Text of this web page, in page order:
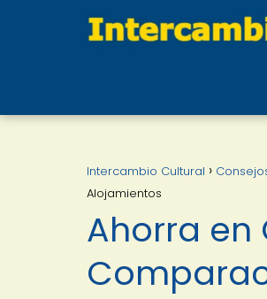
Intercambio Cultural
Alojamientos
Ahorra en